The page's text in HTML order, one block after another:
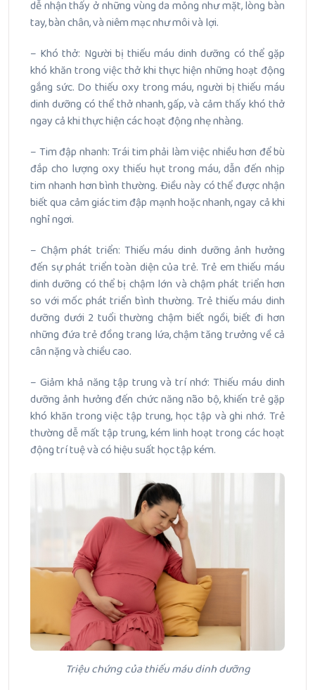
dễ nhận thấy ở những vùng da mỏng như mặt, lòng bàn
tay, bàn chân, và niêm mạc như môi và lợi.
– Khó thở: Người bị thiếu máu dinh dưỡng có thể gặp
khó khăn trong việc thở khi thực hiện những hoạt động
gắng sức. Do thiếu oxy trong máu, người bị thiếu máu
dinh dưỡng có thể thở nhanh, gấp, và cảm thấy khó thở
ngay cả khi thực hiện các hoạt động nhẹ nhàng.
– Tim đập nhanh: Trái tim phải làm việc nhiều hơn để bù
đắp cho lượng oxy thiếu hụt trong máu, dẫn đến nhịp
tim nhanh hơn bình thường. Điều này có thể được nhận
biết qua cảm giác tim đập mạnh hoặc nhanh, ngay cả khi
nghỉ ngơi.
– Chậm phát triển: Thiếu máu dinh dưỡng ảnh hưởng
đến sự phát triển toàn diện của trẻ. Trẻ em thiếu máu
dinh dưỡng có thể bị chậm lớn và chậm phát triển hơn
so với mốc phát triển bình thường. Trẻ thiếu máu dinh
dưỡng dưới 2 tuổi thường chậm biết ngồi, biết đi hơn
những đứa trẻ đồng trang lứa, chậm tăng trưởng về cả
cân nặng và chiều cao.
– Giảm khả năng tập trung và trí nhớ: Thiếu máu dinh
dưỡng ảnh hưởng đến chức năng não bộ, khiến trẻ gặp
khó khăn trong việc tập trung, học tập và ghi nhớ. Trẻ
thường dễ mất tập trung, kém linh hoạt trong các hoạt
động trí tuệ và có hiệu suất học tập kém.
Triệu chứng của thiếu máu dinh dưỡng